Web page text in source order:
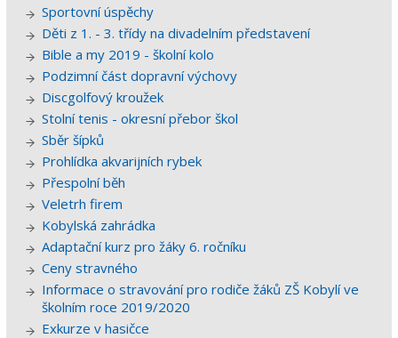
Sportovní úspěchy
Děti z 1. - 3. třídy na divadelním představení
Bible a my 2019 - školní kolo
Podzimní část dopravní výchovy
Discgolfový kroužek
Stolní tenis - okresní přebor škol
Sběr šípků
Prohlídka akvarijních rybek
Přespolní běh
Veletrh firem
Kobylská zahrádka
Adaptační kurz pro žáky 6. ročníku
Ceny stravného
Informace o stravování pro rodiče žáků ZŠ Kobylí ve
školním roce 2019/2020
Exkurze v hasičce